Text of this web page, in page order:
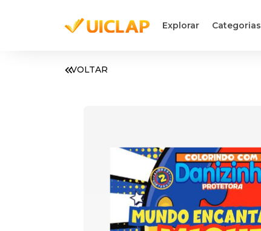
Explorar Categorias
VOLTAR